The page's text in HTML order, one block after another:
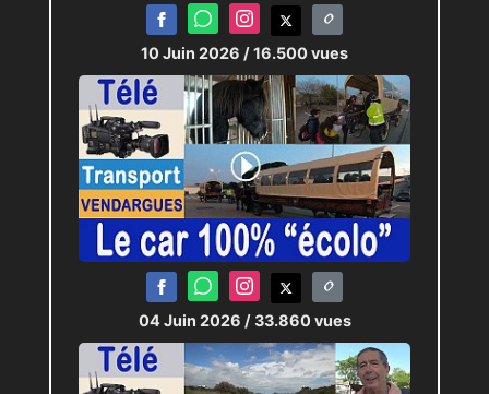
10 Juin 2026 / 16.500 vues
04 Juin 2026 / 33.860 vues